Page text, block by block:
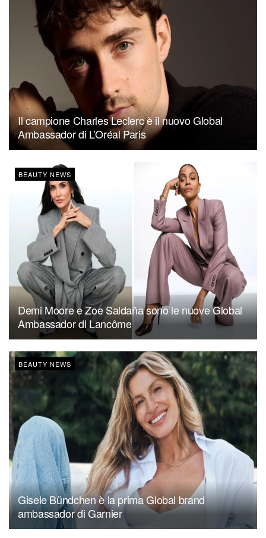
Il campione Charles Leclerc è il nuovo Global
Ambassador di L’Oréal Paris
BEAUTY NEWS
Demi Moore e Zoe Saldaña sono le nuove Global
Ambassador di Lancôme
BEAUTY NEWS
Gisele Bündchen è la prima Global brand
ambassador di Garnier